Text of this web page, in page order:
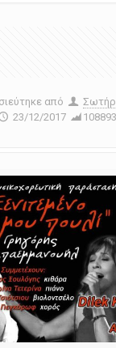
από
23/12/2017